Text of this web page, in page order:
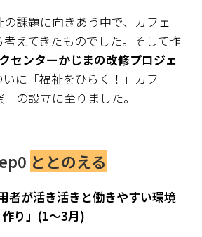
課題に向きあう中で、カフェ
えてきたものでした。そして昨
センターかじまの改修プロジェ
に「福祉をひらく！」カフ
の設立に至りました。
ととのえる
者が活き活きと働きやすい環境
作り」(1〜3月)